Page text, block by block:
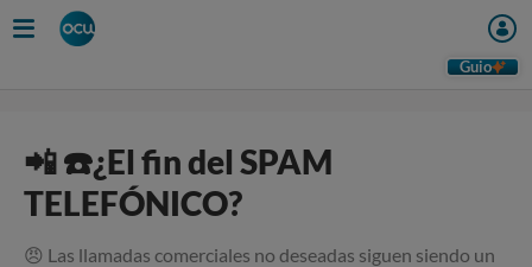
Guio
📲 ☎️¿El fin del SPAM
TELEFÓNICO?
😠 Las llamadas comerciales no deseadas siguen siendo un